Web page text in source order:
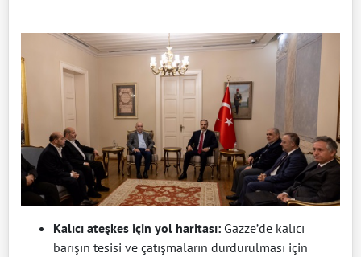
Kalıcı ateşkes için yol haritası: Gazze’de kalıcı
barışın tesisi ve çatışmaların durdurulması için